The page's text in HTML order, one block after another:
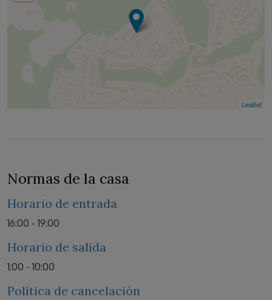
Leaflet
Normas de la casa
Horario de entrada
16:00 - 19:00
Horario de salida
1:00 - 10:00
Política de cancelación